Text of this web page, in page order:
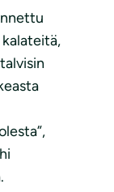
kalateitä,